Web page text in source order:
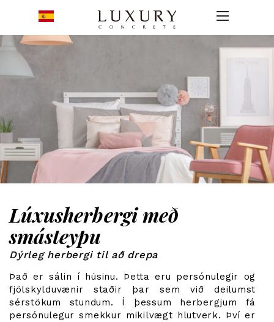
Lúxusherbergi með
smásteypu
Dýrleg herbergi til að drepa
Það er sálin í húsinu. Þetta eru persónulegir og
fjölskylduvænir staðir þar sem við deilumst
sérstökum stundum. Í þessum herbergjum fá
persónulegur smekkur mikilvægt hlutverk. Því er